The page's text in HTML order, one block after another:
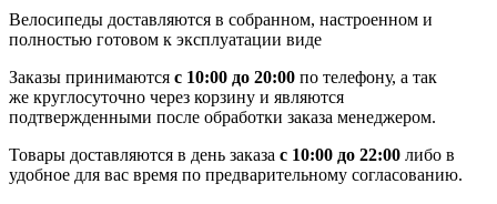
Велосипеды доставляются в собранном, настроенном и
полностью готовом к эксплуатации виде
Заказы принимаются с 10:00 до 20:00 по телефону, а так
же круглосуточно через корзину и являются
подтвержденными после обработки заказа менеджером.
Товары доставляются в день заказа с 10:00 до 22:00 либо в
удобное для вас время по предварительному согласованию.